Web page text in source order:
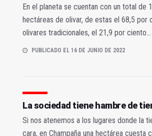
En el planeta se cuentan con un total de
hectáreas de olivar, de estas el 68,5 por
olivares tradicionales, el 21,9 por ciento...
PUBLICADO EL 16 DE JUNIO DE 2022
La sociedad tiene hambre de
Si nos atenemos a los lugares donde la
cara, en Champaña una hectárea cuesta